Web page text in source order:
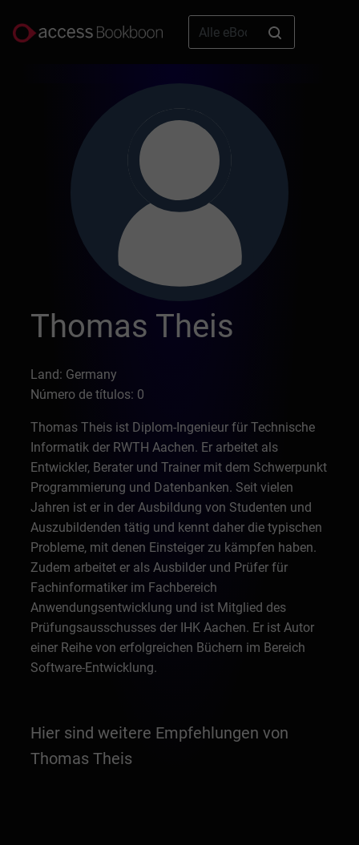
Thomas Theis
Land: Germany
Número de títulos: 0
Thomas Theis ist Diplom-Ingenieur für Technische
Informatik der RWTH Aachen. Er arbeitet als
Entwickler, Berater und Trainer mit dem Schwerpunkt
Programmierung und Datenbanken. Seit vielen
Jahren ist er in der Ausbildung von Studenten und
Auszubildenden tätig und kennt daher die typischen
Probleme, mit denen Einsteiger zu kämpfen haben.
Zudem arbeitet er als Ausbilder und Prüfer für
Fachinformatiker im Fachbereich
Anwendungsentwicklung und ist Mitglied des
Prüfungsausschusses der IHK Aachen. Er ist Autor
einer Reihe von erfolgreichen Büchern im Bereich
Software-Entwicklung.
Hier sind weitere Empfehlungen von
Thomas Theis